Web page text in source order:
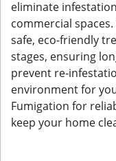
eliminate
commercial
safe, eco-friendly
stages, ensuring
prevent re-
environment for
Fumigation for
keep your home